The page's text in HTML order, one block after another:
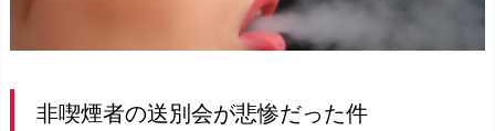
非喫煙者の送別会が悲惨だった件